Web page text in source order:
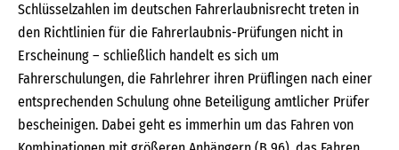
Schlüsselzahlen im deutschen Fahrerlaubnisrecht treten in
den Richtlinien für die Fahrerlaubnis-Prüfungen nicht in
Erscheinung – schließlich handelt es sich um
Fahrerschulungen, die Fahrlehrer ihren Prüflingen nach einer
entsprechenden Schulung ohne Beteiligung amtlicher Prüfer
bescheinigen. Dabei geht es immerhin um das Fahren von